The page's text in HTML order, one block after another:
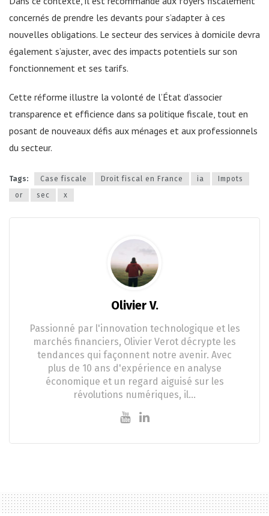
concernés de prendre les devants pour s’adapter à ces
nouvelles obligations. Le secteur des services à domicile devra
également s’ajuster, avec des impacts potentiels sur son
fonctionnement et ses tarifs.
Cette réforme illustre la volonté de l’État d’associer
transparence et efficience dans sa politique fiscale, tout en
posant de nouveaux défis aux ménages et aux professionnels
du secteur.
Tags: Case fiscale Droit fiscal en France ia
Impots
or
sec x
Olivier V.
Passionné par l'innovation technologique et les
marchés financiers, Olivier Verot décrypte les
tendances qui façonnent notre avenir. Avec
plus de 10 ans d'expérience en analyse
économique et un regard aiguisé sur les
révolutions numériques, il…